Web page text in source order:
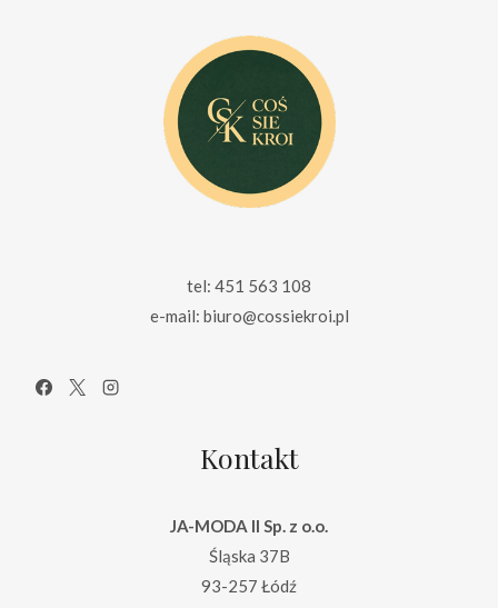
tel: 451 563 108
e-mail: biuro@cossiekroi.pl
Kontakt
JA-MODA II Sp. z o.o.
Śląska 37B
93-257 Łódź